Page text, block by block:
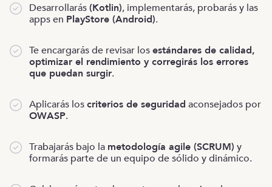
Desarrollarás(Kotlin), implementarás, probarás y las
apps en PlayStore (Android).
Te encargarás de revisar losestándares de calidad,
optimizar el rendimiento y corregirás los errores
que puedan surgir.
Aplicarás loscriterios de seguridad aconsejados por
OWASP.
Trabajarás bajo la metodología agile (SCRUM) y
formarás parte de un equipo de sólido y dinámico.